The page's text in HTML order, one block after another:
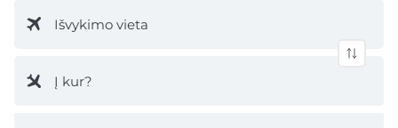
Išvykimo vieta
Į kur?